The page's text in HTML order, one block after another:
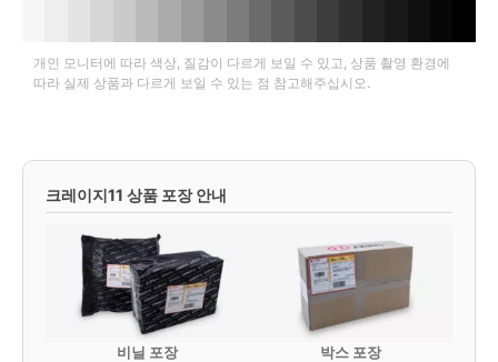
개인 모니터에 따라 색상, 질감이 다르게 보일 수 있고, 상품 촬영 환경에
따라 실제 상품과 다르게 보일 수 있는 점 참고해주십시오.
크레이지11 상품 포장 안내
비닐 포장 박스 포장